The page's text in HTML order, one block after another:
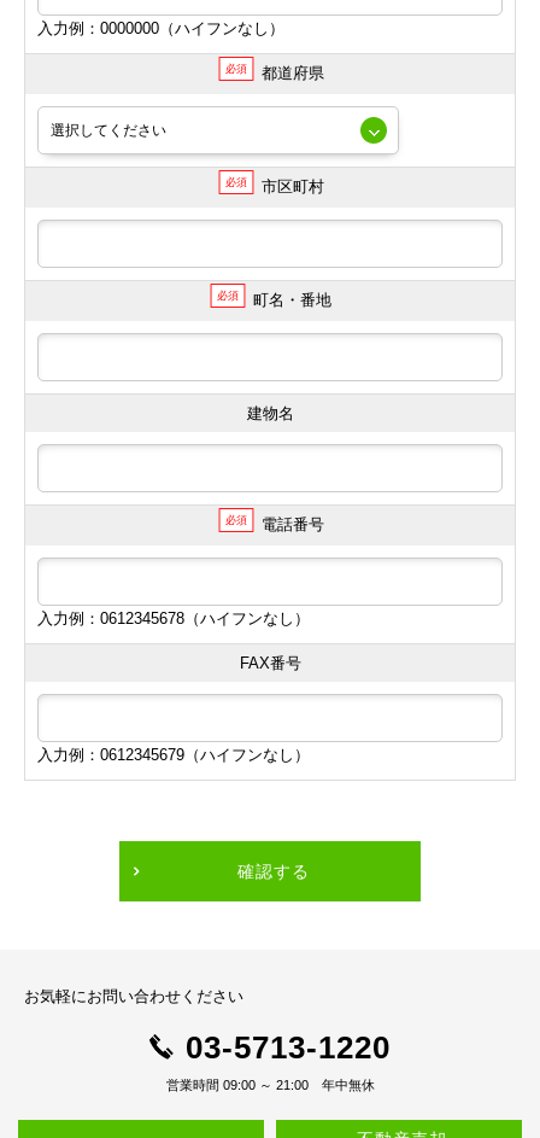
入力例：0000000（ハイフンなし）
必須 都道府県
必須 市区町村
必須 町名・番地
建物名
必須 電話番号
入力例：0612345678（ハイフンなし）
FAX番号
入力例：0612345679（ハイフンなし）
確認する
お気軽にお問い合わせください
03-5713-1220
営業時間 09:00 ～ 21:00 年中無休